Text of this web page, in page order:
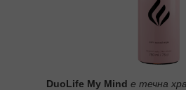
DuoLife My Mind е течна